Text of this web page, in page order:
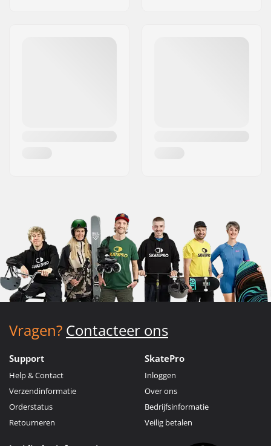
Vragen? Contacteer ons
Support
Help & Contact
Verzendinformatie
Orderstatus
Retourneren
SkatePro
Inloggen
Over ons
Bedrijfsinformatie
Veilig betalen